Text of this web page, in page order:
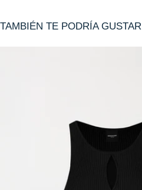
TAMBIÉN TE PODRÍA GUSTAR